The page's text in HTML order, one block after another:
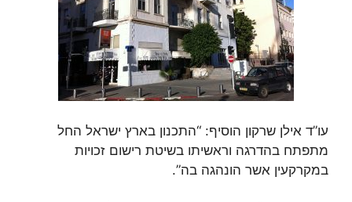
עו”ד אילן שרקון הוסיף: “התכנון בארץ ישראל החל
מתפתח בהדרגה וראשיתו בשיטת רישום זכויות
במקרקעין אשר הונהגה בה”.